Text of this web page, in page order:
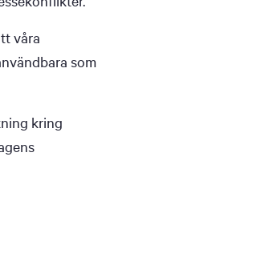
våra
som
kring